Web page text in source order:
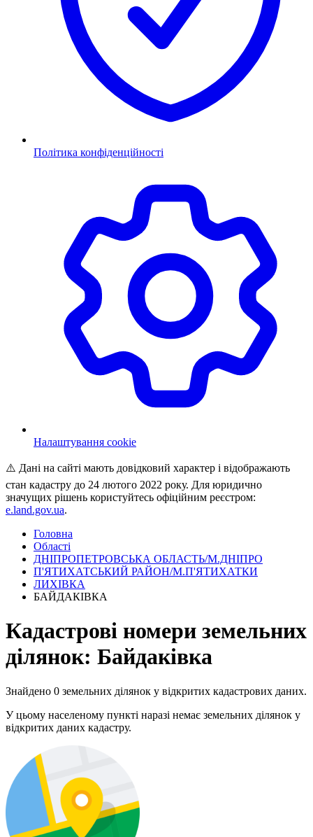
Політика конфіденційності
Налаштування cookie
⚠️ Дані на сайті мають довідковий характер і відображають
стан кадастру до 24 лютого 2022 року. Для юридично
значущих рішень користуйтесь офіційним реєстром:
e.land.gov.ua.
Головна
Області
ДНІПРОПЕТРОВСЬКА ОБЛАСТЬ/М.ДНІПРО
П'ЯТИХАТСЬКИЙ РАЙОН/М.П'ЯТИХАТКИ
ЛИХІВКА
БАЙДАКІВКА
Кадастрові номери земельних
ділянок: Байдаківка
Знайдено 0 земельних ділянок у відкритих кадастрових даних.
У цьому населеному пункті наразі немає земельних ділянок у
відкритих даних кадастру.